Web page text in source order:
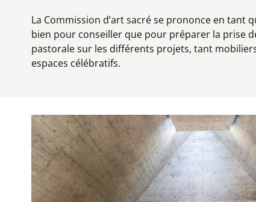
La Commission d’art sacré se prononce en tant
bien pour conseiller que pour préparer la prise
pastorale sur les différents projets, tant
espaces célébratifs.